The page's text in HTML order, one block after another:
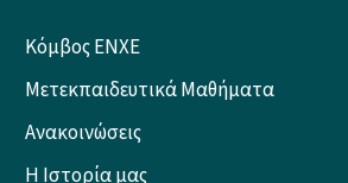
Κόμβος ENXE
Μετεκπαιδευτικά Μαθήματα
Ανακοινώσεις
Η Ιστορία μας